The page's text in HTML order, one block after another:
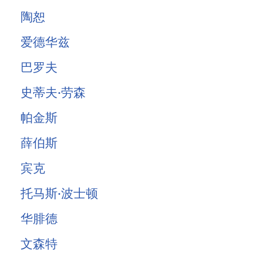
陶恕
爱德华兹
巴罗夫
史蒂夫·劳森
帕金斯
薛伯斯
宾克
托马斯·波士顿
华腓德
文森特